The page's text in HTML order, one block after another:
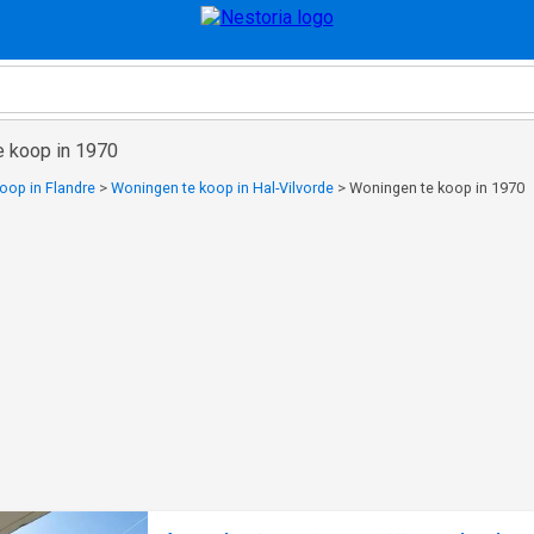
koop in 1970
in Flandre > Woningen te koop in Hal-Vilvorde > Woningen te koop in 1970